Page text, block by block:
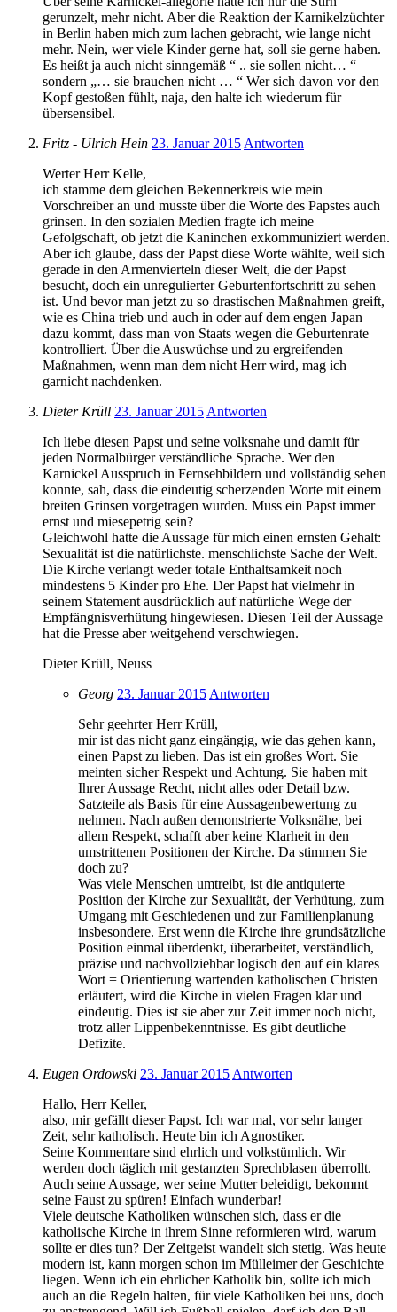
gerunzelt, mehr nicht. Aber die Reaktion der Karnikelzüchter
in Berlin haben mich zum lachen gebracht, wie lange nicht
mehr. Nein, wer viele Kinder gerne hat, soll sie gerne haben.
Es heißt ja auch nicht sinngemäß “ .. sie sollen nicht… “
sondern „… sie brauchen nicht … “ Wer sich davon vor den
Kopf gestoßen fühlt, naja, den halte ich wiederum für
übersensibel.
Fritz - Ulrich Hein 23. Januar 2015 Antworten
Werter Herr Kelle,
ich stamme dem gleichen Bekennerkreis wie mein
Vorschreiber an und musste über die Worte des Papstes auch
grinsen. In den sozialen Medien fragte ich meine
Gefolgschaft, ob jetzt die Kaninchen exkommuniziert werden.
Aber ich glaube, dass der Papst diese Worte wählte, weil sich
gerade in den Armenvierteln dieser Welt, die der Papst
besucht, doch ein unregulierter Geburtenfortschritt zu sehen
ist. Und bevor man jetzt zu so drastischen Maßnahmen greift,
wie es China trieb und auch in oder auf dem engen Japan
dazu kommt, dass man von Staats wegen die Geburtenrate
kontrolliert. Über die Auswüchse und zu ergreifenden
Maßnahmen, wenn man dem nicht Herr wird, mag ich
garnicht nachdenken.
Dieter Krüll 23. Januar 2015 Antworten
Ich liebe diesen Papst und seine volksnahe und damit für
jeden Normalbürger verständliche Sprache. Wer den
Karnickel Ausspruch in Fernsehbildern und vollständig sehen
konnte, sah, dass die eindeutig scherzenden Worte mit einem
breiten Grinsen vorgetragen wurden. Muss ein Papst immer
ernst und miesepetrig sein?
Gleichwohl hatte die Aussage für mich einen ernsten Gehalt:
Sexualität ist die natürlichste. menschlichste Sache der Welt.
Die Kirche verlangt weder totale Enthaltsamkeit noch
mindestens 5 Kinder pro Ehe. Der Papst hat vielmehr in
seinem Statement ausdrücklich auf natürliche Wege der
Empfängnisverhütung hingewiesen. Diesen Teil der Aussage
hat die Presse aber weitgehend verschwiegen.
Dieter Krüll, Neuss
Georg 23. Januar 2015 Antworten
Sehr geehrter Herr Krüll,
mir ist das nicht ganz eingängig, wie das gehen kann,
einen Papst zu lieben. Das ist ein großes Wort. Sie
meinten sicher Respekt und Achtung. Sie haben mit
Ihrer Aussage Recht, nicht alles oder Detail bzw.
Satzteile als Basis für eine Aussagenbewertung zu
nehmen. Nach außen demonstrierte Volksnähe, bei
allem Respekt, schafft aber keine Klarheit in den
umstrittenen Positionen der Kirche. Da stimmen Sie
doch zu?
Was viele Menschen umtreibt, ist die antiquierte
Position der Kirche zur Sexualität, der Verhütung, zum
Umgang mit Geschiedenen und zur Familienplanung
insbesondere. Erst wenn die Kirche ihre grundsätzliche
Position einmal überdenkt, überarbeitet, verständlich,
präzise und nachvollziehbar logisch den auf ein klares
Wort = Orientierung wartenden katholischen Christen
erläutert, wird die Kirche in vielen Fragen klar und
eindeutig. Dies ist sie aber zur Zeit immer noch nicht,
trotz aller Lippenbekenntnisse. Es gibt deutliche
Defizite.
Eugen Ordowski 23. Januar 2015 Antworten
Hallo, Herr Keller,
also, mir gefällt dieser Papst. Ich war mal, vor sehr langer
Zeit, sehr katholisch. Heute bin ich Agnostiker.
Seine Kommentare sind ehrlich und volkstümlich. Wir
werden doch täglich mit gestanzten Sprechblasen überrollt.
Auch seine Aussage, wer seine Mutter beleidigt, bekommt
seine Faust zu spüren! Einfach wunderbar!
Viele deutsche Katholiken wünschen sich, dass er die
katholische Kirche in ihrem Sinne reformieren wird, warum
sollte er dies tun? Der Zeitgeist wandelt sich stetig. Was heute
modern ist, kann morgen schon im Mülleimer der Geschichte
liegen. Wenn ich ein ehrlicher Katholik bin, sollte ich mich
auch an die Regeln halten, für viele Katholiken bei uns, doch